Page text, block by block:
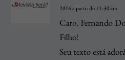
2016 a partir do 11:30 am
Caro, Fernando
Filho!
Seu texto está